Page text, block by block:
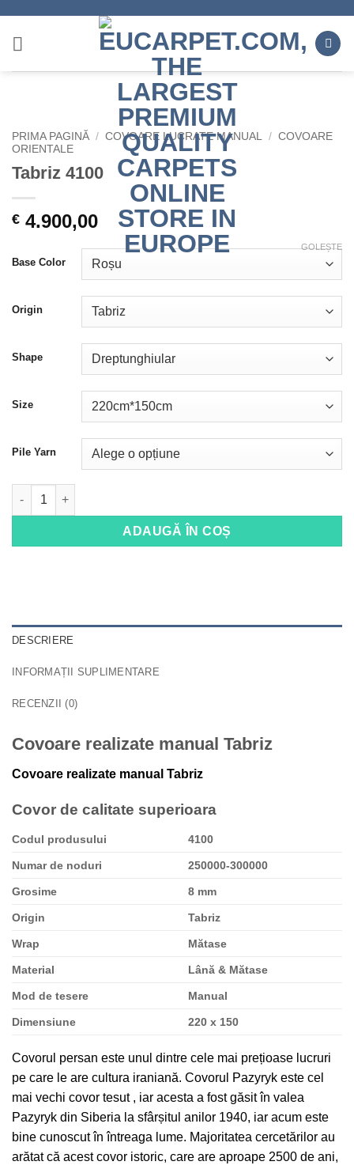
content
PRIMA PAGINĂ / COVOARE LUCRATE MANUAL / COVOARE
ORIENTALE
Tabriz 4100
€ 4.900,00
Base Color
Origin
Shape
Size
Pile Yarn
GOLEȘTE
Cantitate Tabriz 4100
ADAUGĂ ÎN COȘ
DESCRIERE
INFORMAȚII SUPLIMENTARE
RECENZII (0)
Covoare realizate manual Tabriz
Covoare realizate manual Tabriz
Covor de calitate superioara
Codul produsului 4100
Numar de noduri 250000-300000
Grosime 8 mm
Origin Tabriz
Wrap Mătase
Material Lână & Mătase
Mod de tesere Manual
Dimensiune 220 x 150
Covorul persan este unul dintre cele mai prețioase lucruri
pe care le are cultura iraniană. Covorul Pazyryk este cel
mai vechi covor tesut , iar acesta a fost găsit în valea
Pazyryk din Siberia la sfârșitul anilor 1940, iar acum este
bine cunoscut în întreaga lume. Majoritatea cercetărilor au
arătat că acest covor istoric, care are aproape 2500 de ani,